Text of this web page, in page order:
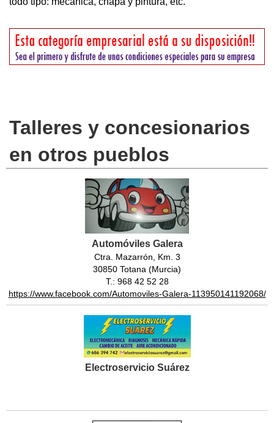
Talleres y concesionarios
en otros pueblos
Automóviles Galera
Ctra. Mazarrón, Km. 3
30850 Totana (Murcia)
T.: 968 42 52 28
https://www.facebook.com/Automoviles-Galera-113950141192068/
Electroservicio Suárez